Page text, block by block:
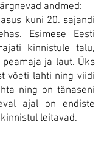
andmed:
kuni 20. sajandi
Esimese Eesti
kinnistule talu,
ja laut. Üks
võeti lahti ning viidi
ning on tänaseni
ajal on endiste
leitavad.